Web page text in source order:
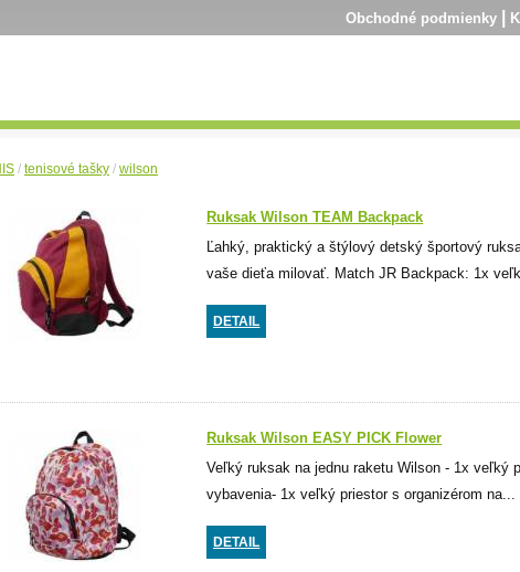
Obchodné podmienky
/ tenisové tašky / wilson
Ruksak Wilson TEAM Backpack
Ľahký, praktický a štýlový detský športový
vaše dieťa milovať. Match JR Backpack: 1x
DETAIL
Ruksak Wilson EASY PICK Flower
Veľký ruksak na jednu raketu Wilson - 1x veľký
vybavenia- 1x veľký priestor s organizérom na...
DETAIL